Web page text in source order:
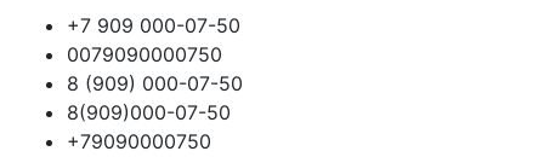
+7 909 000-07-50
0079090000750
8 (909) 000-07-50
8(909)000-07-50
+79090000750